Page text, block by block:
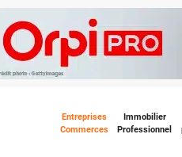
Entreprises
Commerces
Immobilier
Professionnel